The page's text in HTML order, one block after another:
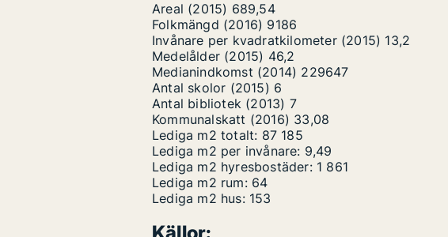
Areal (2015) 689,54
Folkmängd (2016) 9186
Invånare per kvadratkilometer (2015) 13,2
Medelålder (2015) 46,2
Medianindkomst (2014) 229647
Antal skolor (2015) 6
Antal bibliotek (2013) 7
Kommunalskatt (2016) 33,08
Lediga m2 totalt: 87 185
Lediga m2 per invånare: 9,49
Lediga m2 hyresbostäder: 1 861
Lediga m2 rum: 64
Lediga m2 hus: 153